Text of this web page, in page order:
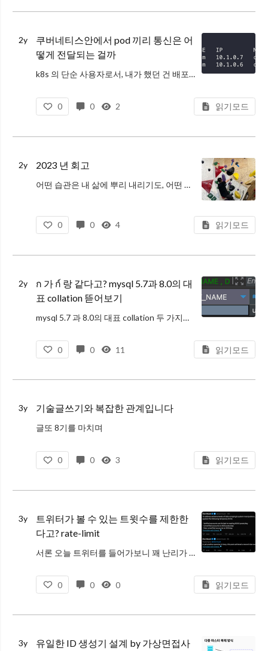
2y
쿠버네티스안에서 pod 끼리 통신은 어
떻게 전달되는 걸까
k8s 의 단순 사용자로서, 내가 했던 건 배포 시스템에 정의한 메니페스트를 통해 애플리케이션을 배포하고, 잘 뜬 pod을 확인하고, 서비스의 IP…
0 0 2 읽기모드
2y 2023 년 회고
어떤 습관은 내 삶에 뿌리 내리기도, 어떤 것은 있는 줄도 없다는 듯이 사라지기도 한다. 분명한 건 그 모든 것이 흔적을 남기고 다음번에 추적과 연결을 시작할 때 쯤에 도움이 된다는 것이다. 그 생각을 붙들고 2024년을 시작하기
0 0 4 읽기모드
2y
ก 가 ก์ 랑 같다고? mysql 5.7과 8.0의 대
표 collation 뜯어보기
mysql 5.7 과 8.0의 대표 collation 두 가지에 대한 고찰
0 0 11 읽기모드
3y 기술글쓰기와 복잡한 관계입니다
글또 8기를 마치며
0 0 3 읽기모드
3y
트위터가 볼 수 있는 트윗수를 제한한
다고? rate-limit
서론 오늘 트위터를 들어가보니 꽤 난리가 나있었다. 일론 머스크가 트위터의 verified account (즉, 파란 체크 - 어느 시점부터 돈내고 받을 수 있게 바뀌었다.) 는 하루에 600…
0 0 0 읽기모드
3y
유일한 ID 생성기 설계 by 가상면접사